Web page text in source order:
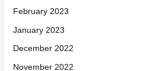
February 2023
January 2023
December 2022
November 2022